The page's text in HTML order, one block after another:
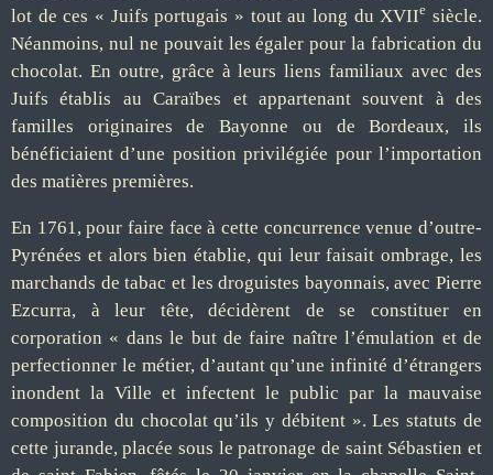
lot de ces « Juifs portugais » tout au long du XVIIe siècle.
Néanmoins, nul ne pouvait les égaler pour la fabrication du
chocolat. En outre, grâce à leurs liens familiaux avec des
Juifs établis au Caraïbes et appartenant souvent à des
familles originaires de Bayonne ou de Bordeaux, ils
bénéficiaient d’une position privilégiée pour l’importation
des matières premières.
En 1761, pour faire face à cette concurrence venue d’outre-
Pyrénées et alors bien établie, qui leur faisait ombrage, les
marchands de tabac et les droguistes bayonnais, avec Pierre
Ezcurra, à leur tête, décidèrent de se constituer en
corporation « dans le but de faire naître l’émulation et de
perfectionner le métier, d’autant qu’une infinité d’étrangers
inondent la Ville et infectent le public par la mauvaise
composition du chocolat qu’ils y débitent ». Les statuts de
cette jurande, placée sous le patronage de saint Sébastien et